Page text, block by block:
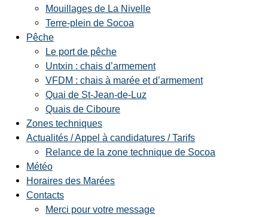
Mouillages de La Nivelle
Terre-plein de Socoa
Pêche
Le port de pêche
Untxin : chais d’armement
VFDM : chais à marée et d’armement
Quai de St-Jean-de-Luz
Quais de Ciboure
Zones techniques
Actualités / Appel à candidatures / Tarifs
Relance de la zone technique de Socoa
Météo
Horaires des Marées
Contacts
Merci pour votre message